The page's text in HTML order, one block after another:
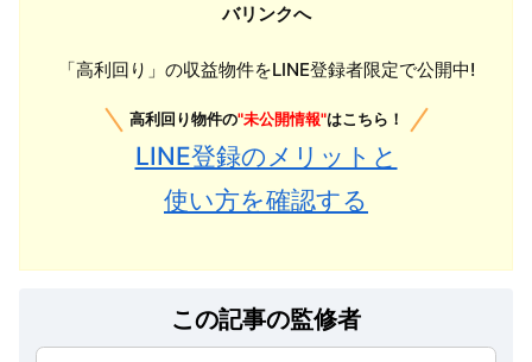
バリンクへ
「高利回り」の収益物件をLINE登録者限定で公開中!
高利回り物件の"未公開情報"はこちら！
LINE登録のメリットと
使い方を確認する
この記事の監修者